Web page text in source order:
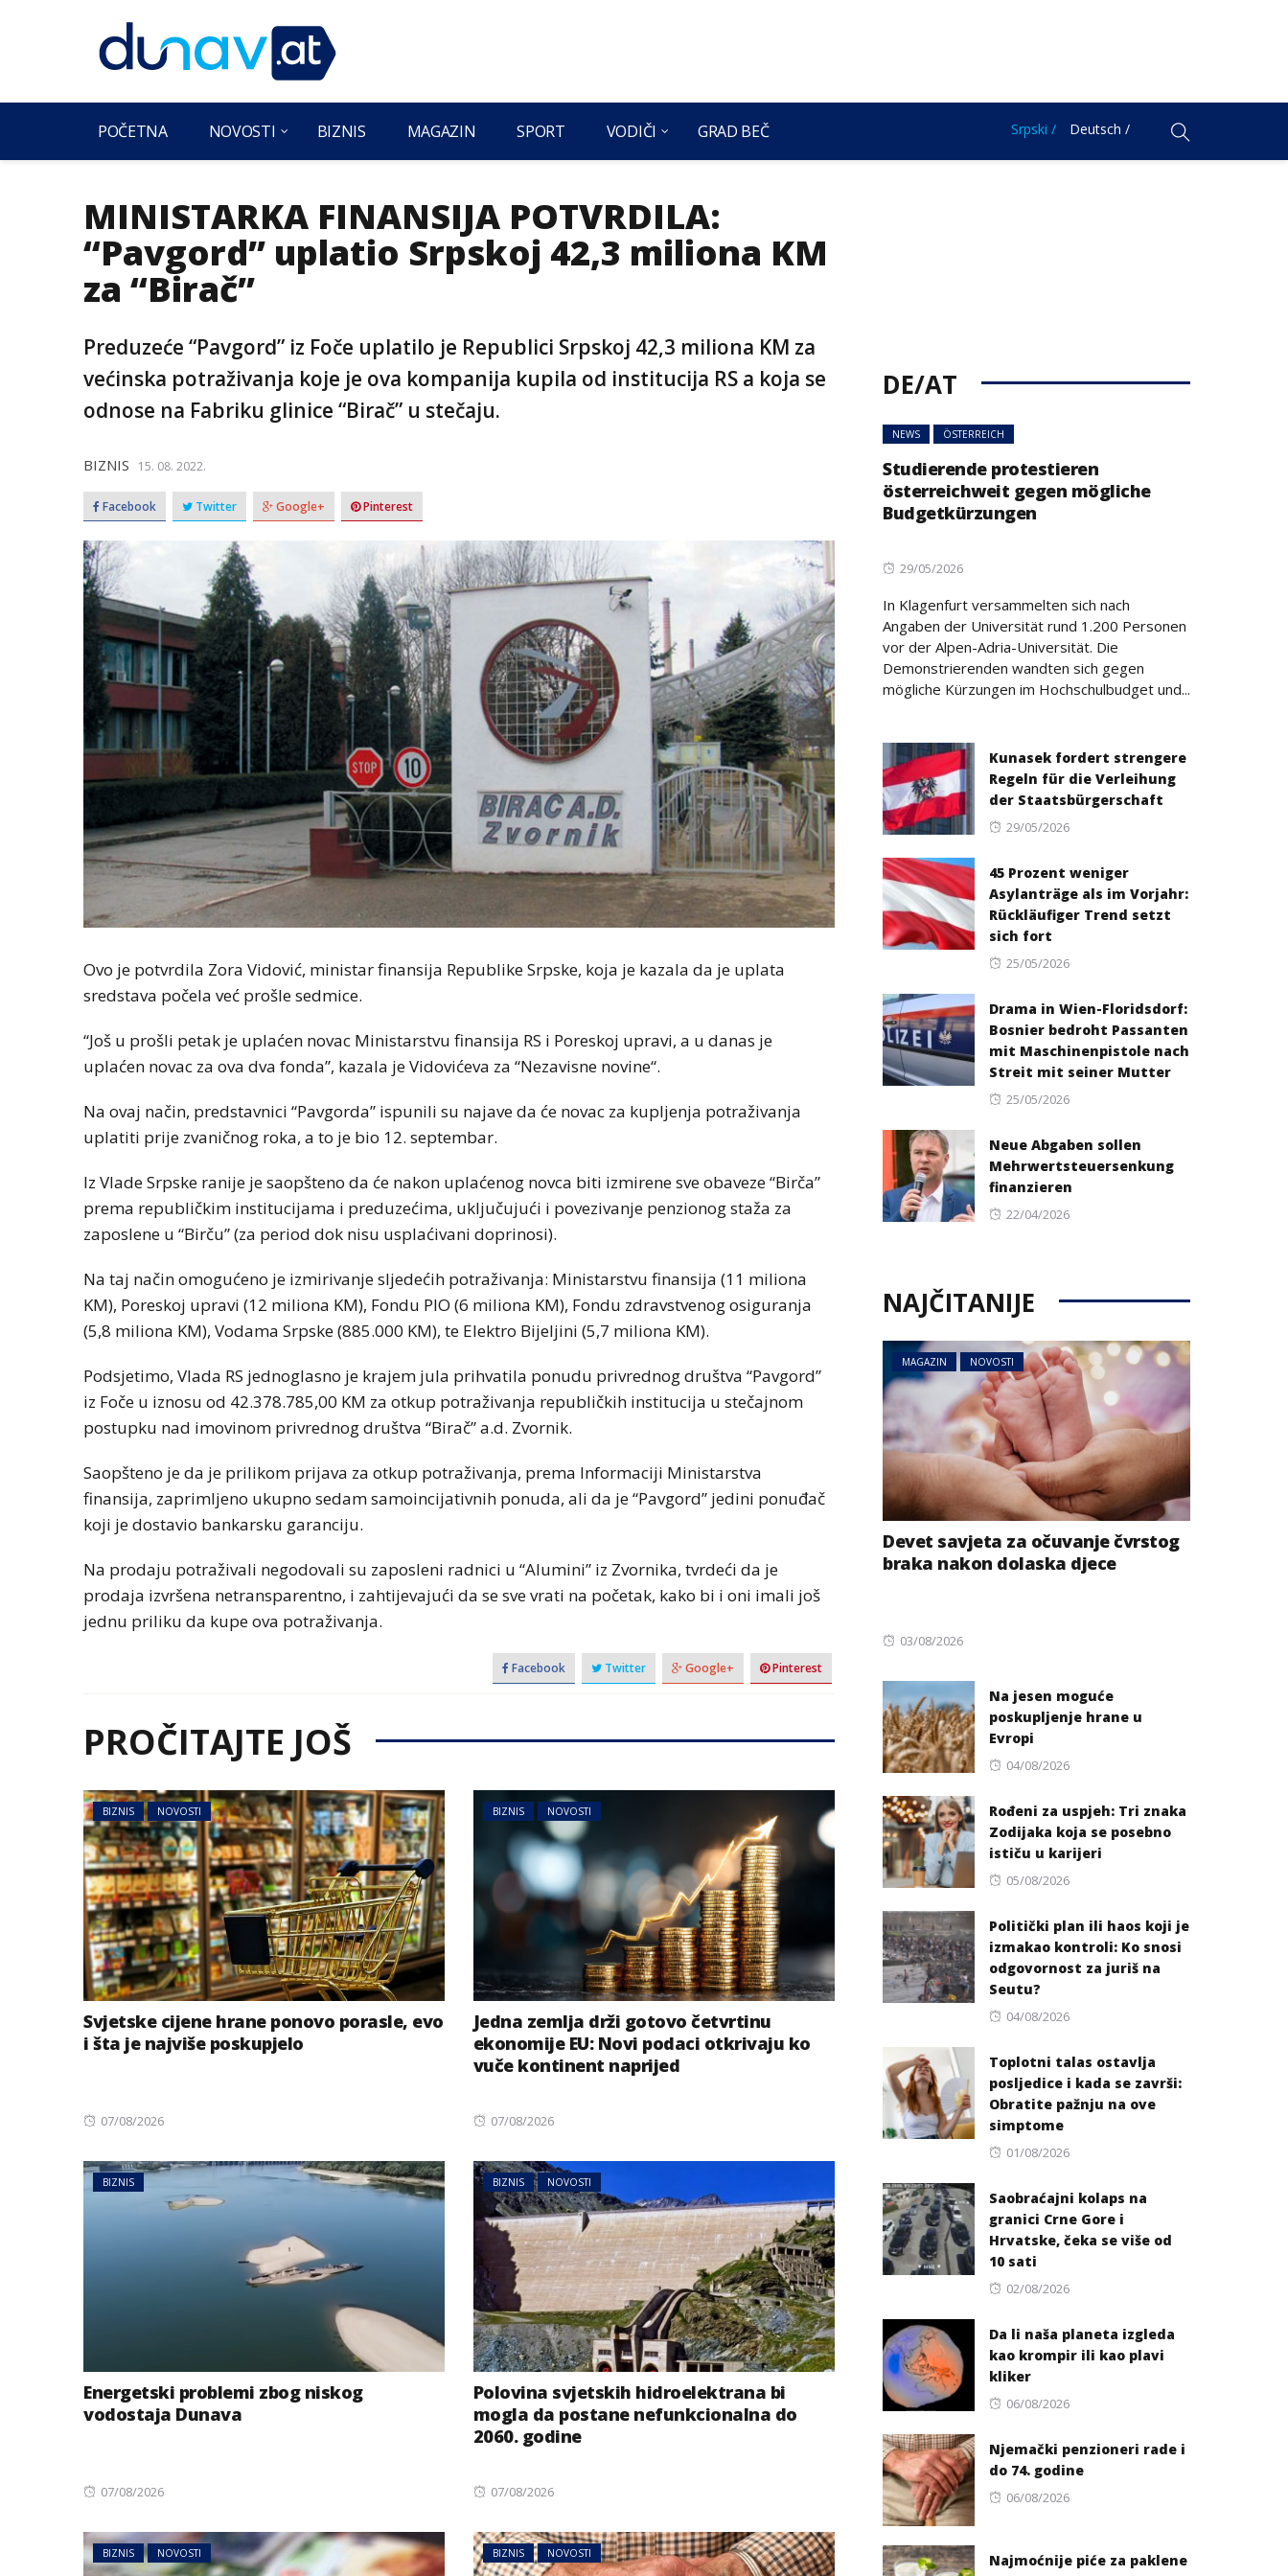
POČETNA NOVOSTI BIZNIS MAGAZIN SPORT VODIČI GRAD BEČ Srpski / Deutsch /
MINISTARKA FINANSIJA POTVRDILA:
“Pavgord” uplatio Srpskoj 42,3 miliona KM
za “Birač”
Preduzeće “Pavgord” iz Foče uplatilo je Republici Srpskoj 42,3 miliona KM za
većinska potraživanja koje je ova kompanija kupila od institucija RS a koja se
odnose na Fabriku glinice “Birač” u stečaju.
BIZNIS 15. 08. 2022.
Facebook Twitter Google+ Pinterest
Ovo je potvrdila Zora Vidović, ministar finansija Republike Srpske, koja je kazala da je uplata
sredstava počela već prošle sedmice.
“Još u prošli petak je uplaćen novac Ministarstvu finansija RS i Poreskoj upravi, a u danas je
uplaćen novac za ova dva fonda”, kazala je Vidovićeva za “Nezavisne novine“.
Na ovaj način, predstavnici “Pavgorda” ispunili su najave da će novac za kupljenja potraživanja
uplatiti prije zvaničnog roka, a to je bio 12. septembar.
Iz Vlade Srpske ranije je saopšteno da će nakon uplaćenog novca biti izmirene sve obaveze “Birča”
prema republičkim institucijama i preduzećima, uključujući i povezivanje penzionog staža za
zaposlene u “Birču” (za period dok nisu usplaćivani doprinosi).
Na taj način omogućeno je izmirivanje sljedećih potraživanja: Ministarstvu finansija (11 miliona
KM), Poreskoj upravi (12 miliona KM), Fondu PIO (6 miliona KM), Fondu zdravstvenog osiguranja
(5,8 miliona KM), Vodama Srpske (885.000 KM), te Elektro Bijeljini (5,7 miliona KM).
Podsjetimo, Vlada RS jednoglasno je krajem jula prihvatila ponudu privrednog društva “Pavgord”
iz Foče u iznosu od 42.378.785,00 KM za otkup potraživanja republičkih institucija u stečajnom
postupku nad imovinom privrednog društva “Birač” a.d. Zvornik.
Saopšteno je da je prilikom prijava za otkup potraživanja, prema Informaciji Ministarstva
finansija, zaprimljeno ukupno sedam samoincijativnih ponuda, ali da je “Pavgord” jedini ponuđač
koji je dostavio bankarsku garanciju.
Na prodaju potraživali negodovali su zaposleni radnici u “Alumini” iz Zvornika, tvrdeći da je
prodaja izvršena netransparentno, i zahtijevajući da se sve vrati na početak, kako bi i oni imali još
jednu priliku da kupe ova potraživanja.
Facebook Twitter Google+ Pinterest
PROČITAJTE JOŠ
BIZNIS NOVOSTI
Svjetske cijene hrane ponovo porasle, evo
i šta je najviše poskupjelo
Posted
07/08/2026
BIZNIS NOVOSTI
Jedna zemlja drži gotovo četvrtinu
ekonomije EU: Novi podaci otkrivaju ko
vuče kontinent naprijed
Posted
07/08/2026
BIZNIS
Energetski problemi zbog niskog
vodostaja Dunava
Posted
07/08/2026
BIZNIS NOVOSTI
Polovina svjetskih hidroelektrana bi
mogla da postane nefunkcionalna do
2060. godine
Posted
07/08/2026
BIZNIS NOVOSTI BIZNIS NOVOSTI
DE/AT
NEWS ÖSTERREICH
Studierende protestieren
österreichweit gegen mögliche
Budgetkürzungen
Posted
29/05/2026
In Klagenfurt versammelten sich nach
Angaben der Universität rund 1.200 Personen
vor der Alpen-Adria-Universität. Die
Demonstrierenden wandten sich gegen
mögliche Kürzungen im Hochschulbudget und...
Kunasek fordert strengere
Regeln für die Verleihung
der Staatsbürgerschaft
Posted
29/05/2026
45 Prozent weniger
Asylanträge als im Vorjahr:
Rückläufiger Trend setzt
sich fort
Posted
25/05/2026
Drama in Wien-Floridsdorf:
Bosnier bedroht Passanten
mit Maschinenpistole nach
Streit mit seiner Mutter
Posted
25/05/2026
Neue Abgaben sollen
Mehrwertsteuersenkung
finanzieren
Posted
22/04/2026
NAJČITANIJE
MAGAZIN NOVOSTI
Devet savjeta za očuvanje čvrstog
braka nakon dolaska djece
Posted
03/08/2026
Na jesen moguće
poskupljenje hrane u
Evropi
Posted
04/08/2026
Rođeni za uspjeh: Tri znaka
Zodijaka koja se posebno
ističu u karijeri
Posted
05/08/2026
Politički plan ili haos koji je
izmakao kontroli: Ko snosi
odgovornost za juriš na
Seutu?
Posted
04/08/2026
Toplotni talas ostavlja
posljedice i kada se završi:
Obratite pažnju na ove
simptome
Posted
01/08/2026
Saobraćajni kolaps na
granici Crne Gore i
Hrvatske, čeka se više od
10 sati
Posted
02/08/2026
Da li naša planeta izgleda
kao krompir ili kao plavi
kliker
Posted
06/08/2026
Njemački penzioneri rade i
do 74. godine
Posted
06/08/2026
Najmoćnije piće za paklene